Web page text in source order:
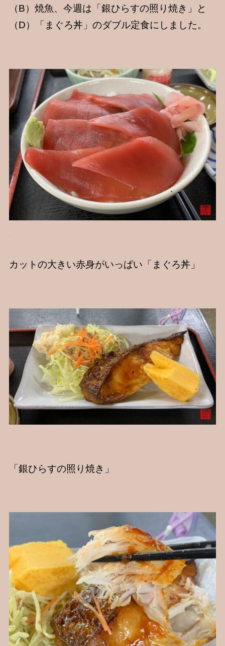
（B）焼魚、今週は「銀ひらすの照り焼き」と
（D）「まぐろ丼」のダブル定食にしました。
カットの大きい赤身がいっぱい「まぐろ丼」
「銀ひらすの照り焼き」